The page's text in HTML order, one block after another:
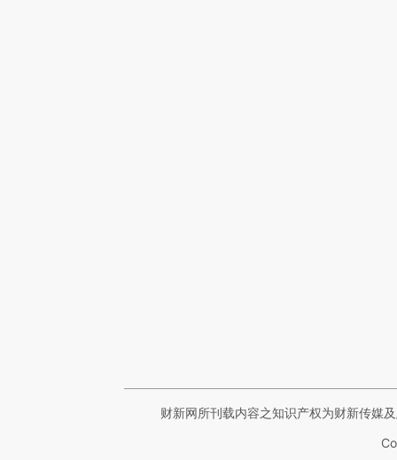
财新网所刊载内容之知识产权为财新传媒